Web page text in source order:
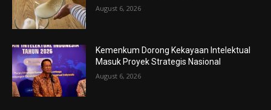
August 6, 2026
Kemenkum Dorong Kekayaan Intelektual
Masuk Proyek Strategis Nasional
August 6, 2026